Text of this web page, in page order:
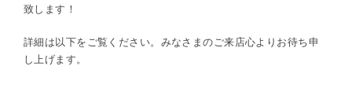
致します！
詳細は以下をご覧ください。みなさまのご来店心よりお待ち申
し上げます。